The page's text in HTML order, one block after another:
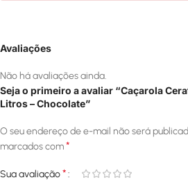
Avaliações
Não há avaliações ainda.
Seja o primeiro a avaliar “Caçarola
Litros – Chocolate”
O seu endereço de e-mail não será
marcados com*
Sua avaliação*